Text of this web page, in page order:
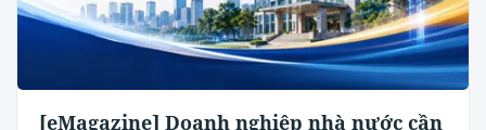
[eMagazine] Doanh nghiệp nhà nước cần